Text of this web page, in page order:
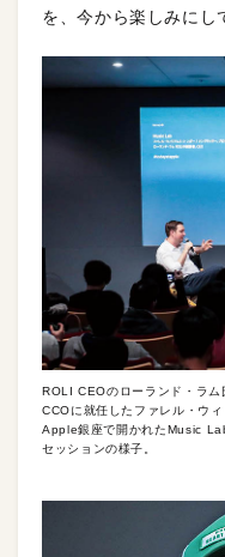
を、今から楽しみにし
ROLI CEOのローランド・ラム
CCOに就任したファレル・ウ
Apple銀座で開かれたMusic
セッションの様子。